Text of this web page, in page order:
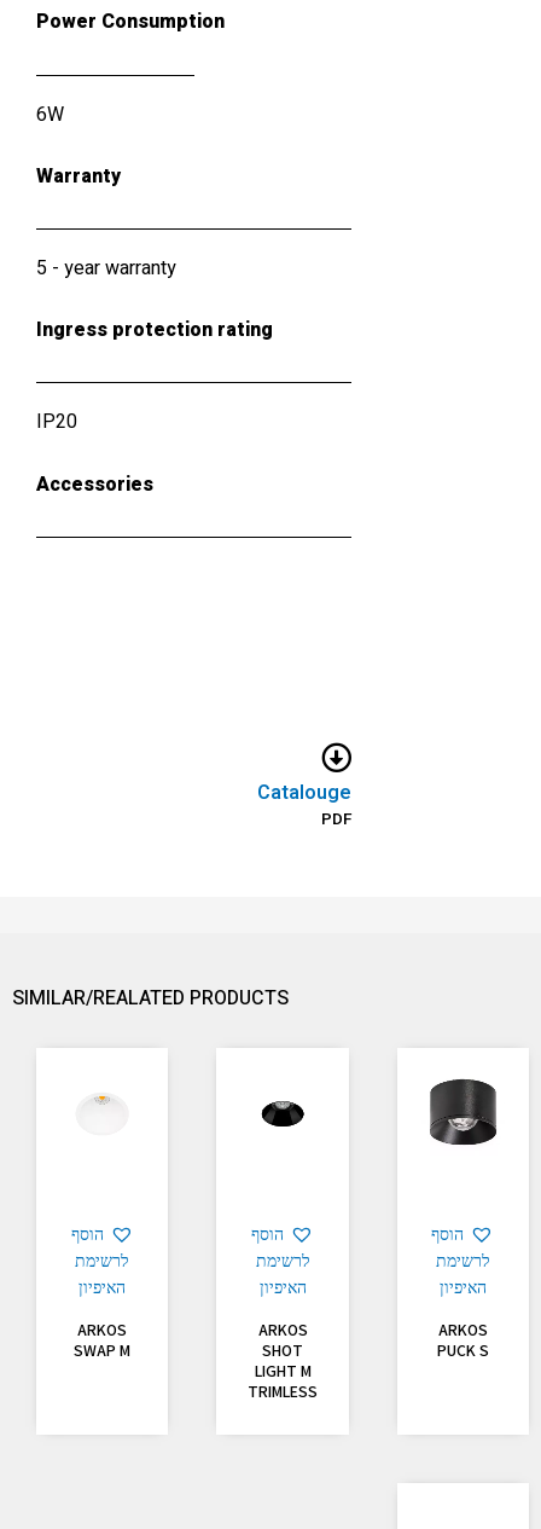
Power Consumption
6W
Warranty
5 - year warranty
Ingress protection rating
IP20
Accessories
Catalouge
PDF
SIMILAR/REALATED PRODUCTS
הוסף
לרשימת
האיפיון
ARKOS
PUCK S
הוסף
לרשימת
האיפיון
ARKOS
SHOT
LIGHT M
TRIMLESS
הוסף
לרשימת
האיפיון
ARKOS
SWAP M